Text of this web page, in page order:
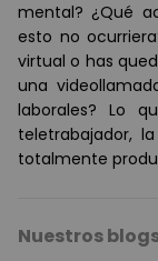
mental? ¿Qué
esto no
virtual o has
una
laborales? Lo
teletrabajador,
totalmente
Nuestros